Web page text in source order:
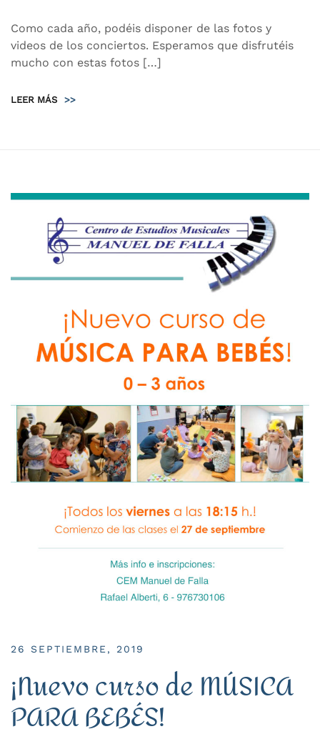
Como cada año, podéis disponer de las fotos y
videos de los conciertos. Esperamos que disfrutéis
mucho con estas fotos […]
LEER MÁS >>
26 SEPTIEMBRE, 2019
¡Nuevo curso de MÚSICA
PARA BEBÉS!